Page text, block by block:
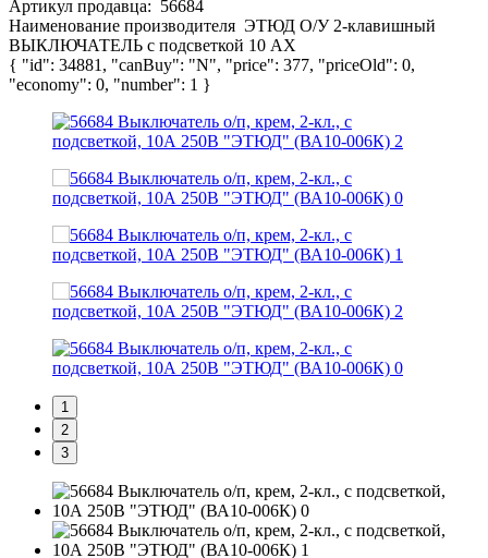
Артикул продавца: 56684
Наименование производителя ЭТЮД О/У 2-клавишный
ВЫКЛЮЧАТЕЛЬ с подсветкой 10 АХ
{ "id": 34881, "canBuy": "N", "price": 377, "priceOld": 0,
"economy": 0, "number": 1 }
1
2
3